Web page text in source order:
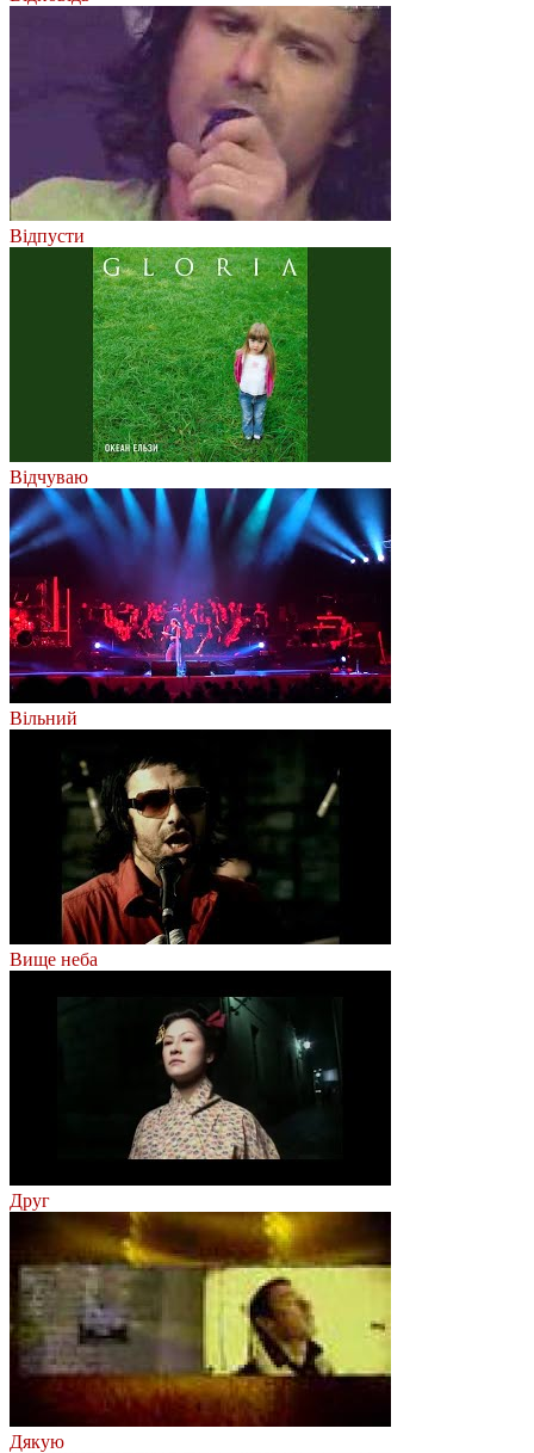
Відпусти
Відчуваю
Вільний
Вище неба
Друг
Дякую